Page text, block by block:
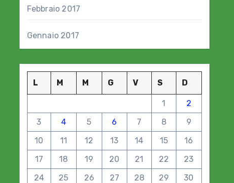
Febbraio 2017
Gennaio 2017
L M M G V S D
1
2
3
4 5 6 7 8
9
10
11 12 13 14 15
16
17
18 19 20 21 22
23
24
25 26 27 28 29
30